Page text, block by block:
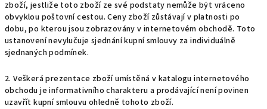
zboží, jestliže toto zboží ze své podstaty nemůže být vráceno
obvyklou poštovní cestou. Ceny zboží zůstávají v platnosti po
dobu, po kterou jsou zobrazovány v internetovém obchodě. Toto
ustanovení nevylučuje sjednání kupní smlouvy za individuálně
sjednaných podmínek.
2. Veškerá prezentace zboží umístěná v katalogu internetového
obchodu je informativního charakteru a prodávající není povinen
uzavřít kupní smlouvu ohledně tohoto zboží.